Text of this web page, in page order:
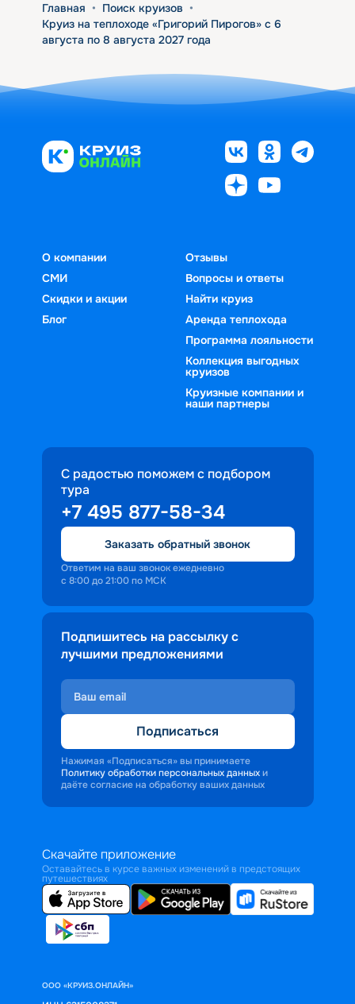
Главная • Поиск круизов •
Круиз на теплоходе «Григорий Пирогов» с 6
августа по 8 августа 2027 года
О компании
СМИ
Скидки и акции
Блог
Отзывы
Вопросы и ответы
Найти круиз
Аренда теплохода
Программа лояльности
Коллекция выгодных
круизов
Круизные компании и
наши партнеры
С радостью поможем с подбором
тура
+7 495 877-58-34
Заказать обратный звонок
Ответим на ваш звонок ежедневно
с 8:00 до 21:00 по МСК
Подпишитесь на рассылку с
лучшими предложениями
Подписаться
Нажимая «Подписаться» вы принимаете
Политику обработки персональных данных и
даёте согласие на обработку ваших данных
Скачайте приложение
Оставайтесь в курсе важных изменений в предстоящих
путешествиях
ООО «КРУИЗ.ОНЛАЙН»